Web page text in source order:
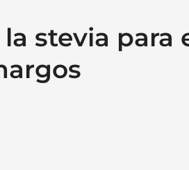
stevia para